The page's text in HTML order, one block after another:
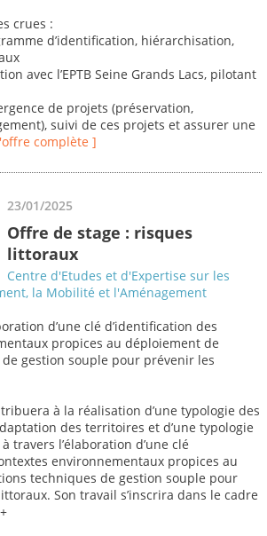
crues :
d’identification, hiérarchisation,
avec l’EPTB Seine Grands Lacs, pilotant
de projets (préservation,
suivi de ces projets et assurer une
complète ]
23/01/2025
Offre de stage : risques
littoraux
Centre d'Etudes et d'Expertise sur les
la Mobilité et l'Aménagement
d’une clé d’identification des
propices au déploiement de
gestion souple pour prévenir les
à la réalisation d’une typologie des
des territoires et d’une typologie
travers l’élaboration d’une clé
environnementaux propices au
techniques de gestion souple pour
Son travail s’inscrira dans le cadre